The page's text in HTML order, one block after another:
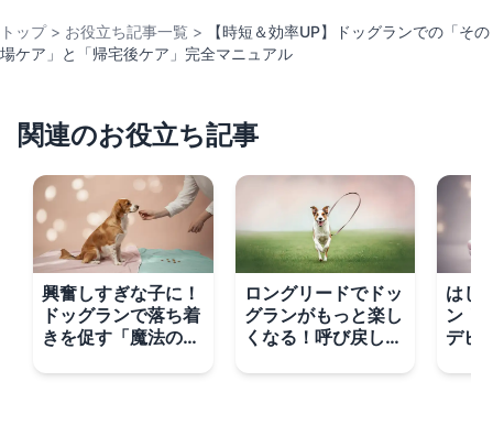
トップ > お役立ち記事一覧 >
【時短＆効率UP】ドッグランでの「その
場ケア」と「帰宅後ケア」完全マニュアル
関連のお役立ち記事
興奮しすぎな子に！
ドッグランで落ち着
きを促す「魔法のタ
ロングリードでドッ
グランがもっと楽し
くなる！呼び戻しト
プ
はじ
ン！
デビ